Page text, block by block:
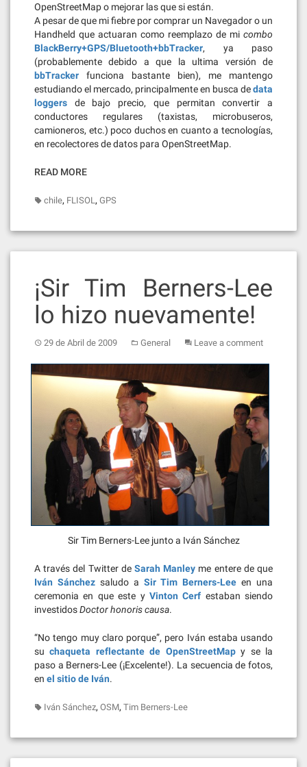
OpenStreetMap o mejorar las que si están.
A pesar de que mi fiebre por comprar un Navegador o un
Handheld que actuaran como reemplazo de mi combo
BlackBerry+GPS/Bluetooth+bbTracker, ya paso
(probablemente debido a que la ultima versión de
bbTracker funciona bastante bien), me mantengo
estudiando el mercado, principalmente en busca dedata
loggers de bajo precio, que permitan convertir a
conductores regulares (taxistas, microbuseros,
camioneros, etc.) poco duchos en cuanto a tecnologías,
en recolectores de datos para OpenStreetMap.
READ MORE
chile, FLISOL, GPS
¡Sir Tim Berners-Lee
lo hizo nuevamente!
29 de Abril de 2009 General Leave a comment
Sir Tim Berners-Lee junto a Iván Sánchez
A través del Twitter de Sarah Manley me entere de que
Iván Sánchezsaludo a Sir Tim Berners-Lee en una
ceremonia en que este y Vinton Cerf estaban siendo
investidosDoctor honoris causa.
“No tengo muy claro porque”, pero Iván estaba usando
suchaqueta reflectante de OpenStreetMapy se la
paso a Berners-Lee (¡Excelente!). La secuencia de fotos,
en el sitio de Iván.
Iván Sánchez, OSM, Tim Berners-Lee